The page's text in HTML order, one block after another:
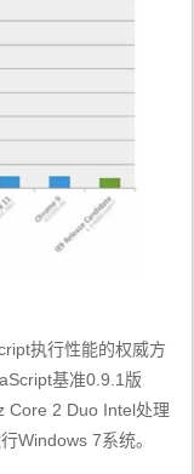
执行性能的权威方
基准0.9.1版
Core 2 Duo Intel处理
Windows 7系统。